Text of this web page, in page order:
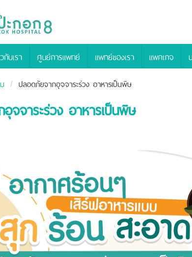
กับเรา ศูนย์การแพทย์ แพทย์ของเรา แพคเกจ
ปลอดภัยจากอุจจาระร่วง อาหารเป็นพิษ
จจาระร่วง อาหารเป็นพิษ